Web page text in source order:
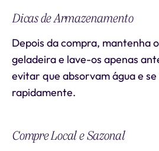
Dicas de Armazenamento
Depois da compra, mantenha
geladeira e lave-os apenas
evitar que absorvam água e
rapidamente.
Compre Local e Sazonal